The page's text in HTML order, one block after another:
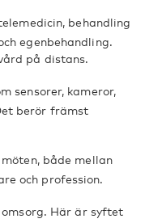
behandling
egenbehandling.
på distans.
sensorer, kameror,
berör främst
både mellan
och profession.
Här är syftet